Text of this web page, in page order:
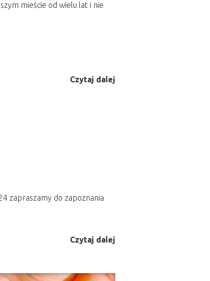
mieście od wielu lat i nie
Czytaj dalej
zapraszamy do zapoznania
Czytaj dalej